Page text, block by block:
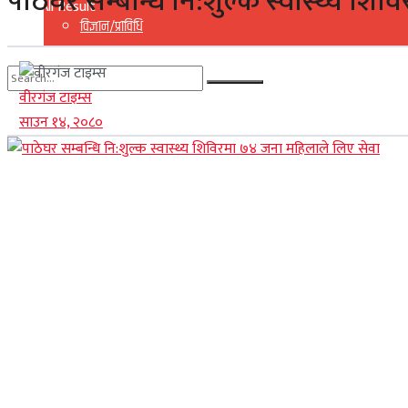
विज्ञान/प्राविधि
No Result
View All Result
View All Result
वीरगंज टाइम्स
साउन १४, २०८०